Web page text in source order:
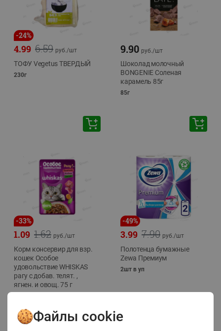
-24%
6.59
4.99 руб./шт
ТОФУ Vegetus ТВЕРДЫЙ
230г
9.90 руб./шт
Шоколад молочный
BONGENIE Соленая
карамель 85г
85г
-33%
1.62
1.09 руб./шт
Корм консервир для взр.
кошек Особое
удовольствие WHISKAS
рагу с добав. телят. ,
ягнен. и овощ. 75 г
-49%
7.90
3.99 руб./шт
Полотенца бумажные
Zewa Премиум
2шт в уп
Файлы cookie